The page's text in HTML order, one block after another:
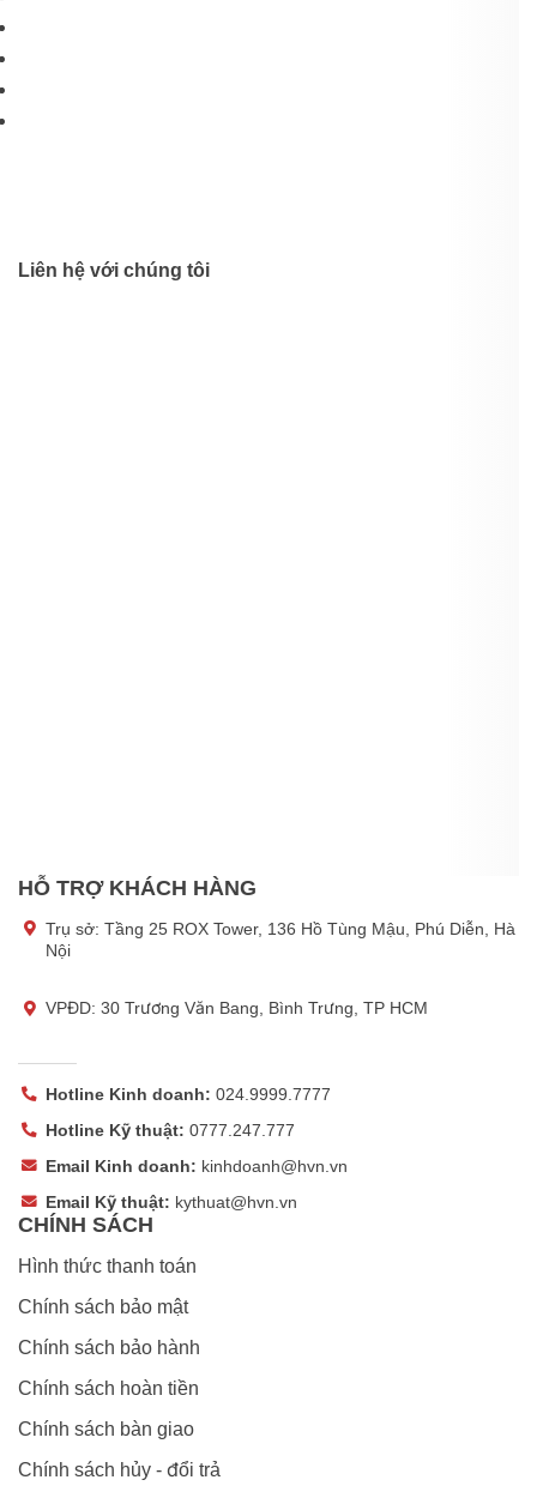
Liên hệ với chúng tôi
HỖ TRỢ KHÁCH HÀNG
Trụ sở: Tầng 25 ROX Tower, 136 Hồ Tùng Mậu, Phú Diễn, Hà
Nội
VPĐD: 30 Trương Văn Bang, Bình Trưng, TP HCM
Hotline Kinh doanh: 024.9999.7777
Hotline Kỹ thuật: 0777.247.777
Email Kinh doanh: kinhdoanh@hvn.vn
Email Kỹ thuật: kythuat@hvn.vn
CHÍNH SÁCH
Hình thức thanh toán
Chính sách bảo mật
Chính sách bảo hành
Chính sách hoàn tiền
Chính sách bàn giao
Chính sách hủy - đổi trả